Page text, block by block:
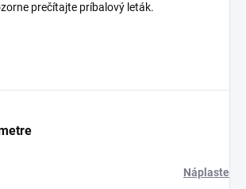
prečítajte príbalový leták.
Náplaste